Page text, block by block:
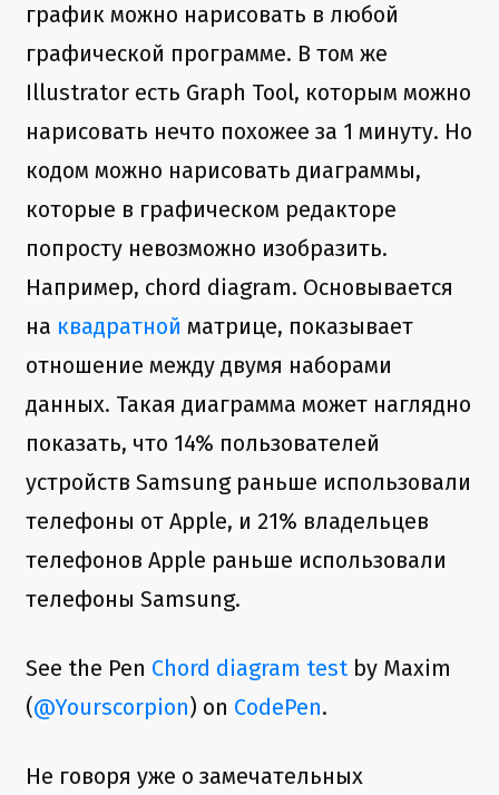
график можно нарисовать в любой
графической программе. В том же
Illustrator есть Graph Tool, которым можно
нарисовать нечто похожее за 1 минуту. Но
кодом можно нарисовать диаграммы,
которые в графическом редакторе
попросту невозможно изобразить.
Например, chord diagram. Основывается
на квадратной матрице, показывает
отношение между двумя наборами
данных. Такая диаграмма может наглядно
показать, что 14% пользователей
устройств Samsung раньше использовали
телефоны от Apple, и 21% владельцев
телефонов Apple раньше использовали
телефоны Samsung.
See the Pen Сhord diagram testby Maxim
(@Yourscorpion) on CodePen.
Не говоря уже о замечательных